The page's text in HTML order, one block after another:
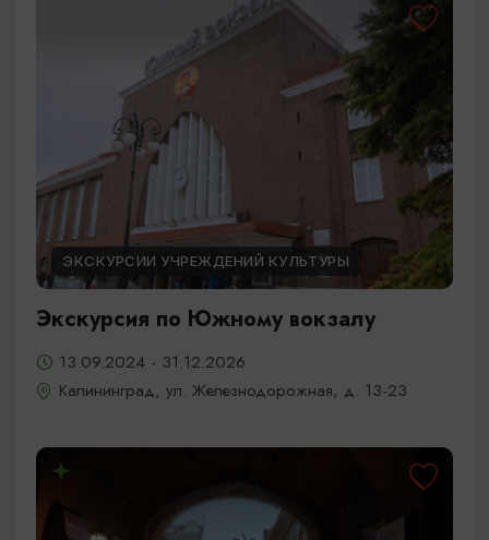
ЭКСКУРСИИ УЧРЕЖДЕНИЙ КУЛЬТУРЫ
Экскурсия по Южному вокзалу
13.09.2024 - 31.12.2026
Калининград, ул. Железнодорожная, д. 13-23